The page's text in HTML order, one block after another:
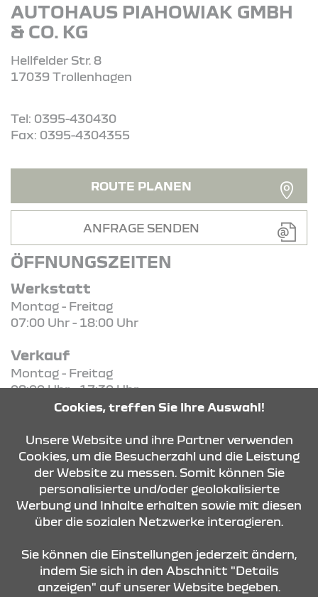
AUTOHAUS PIAHOWIAK GMBH
& CO. KG
Hellfelder Str. 8
17039 Trollenhagen
Tel: 0395-430430
Fax: 0395-4304355
ROUTE PLANEN
ANFRAGE SENDEN
ÖFFNUNGSZEITEN
Werkstatt
Montag - Freitag
07:00 Uhr - 18:00 Uhr
Verkauf
Montag - Freitag
08:00 Uhr - 17:30 Uhr
KONTAKT & ANFAHRT
ÖFFNUNGSZEITEN
STANDORTE
Cookies, treffen Sie Ihre Auswahl!
Unsere Website und ihre Partner verwenden
Cookies, um die Besucherzahl und die Leistung
der Website zu messen. Somit können Sie
personalisierte und/oder geolokalisierte
Werbung und Inhalte erhalten sowie mit diesen
über die sozialen Netzwerke interagieren.
Sie können die Einstellungen jederzeit ändern,
indem Sie sich in den Abschnitt "Details
anzeigen" auf unserer Website begeben.